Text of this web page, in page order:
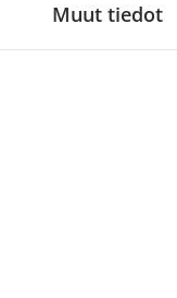
Muut tiedot